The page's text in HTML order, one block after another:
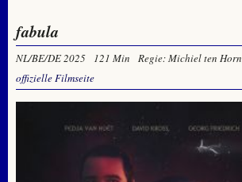
fabula
NL/BE/DE 2025 121 Min Regie: Michiel ten Horn
offizielle Filmseite